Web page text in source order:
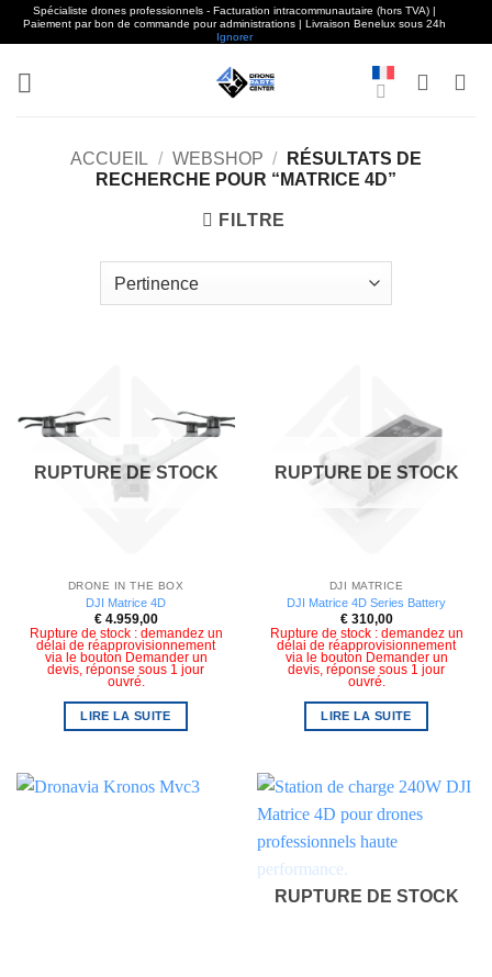
Spécialiste drones professionnels - Facturation intracommunautaire (hors TVA) |
Paiement par bon de commande pour administrations | Livraison Benelux sous 24h
Ignorer
ACCUEIL / WEBSHOP /
RÉSULTATS DE
RECHERCHE POUR “MATRICE 4D”
FILTRE
RUPTURE DE STOCK
DRONE IN THE BOX
DJI Matrice 4D
€4.959,00
Rupture de stock : demandez un
délai de réapprovisionnement
via le bouton Demander un
devis, réponse sous 1 jour
ouvré.
LIRE LA SUITE
RUPTURE DE STOCK
DJI MATRICE
DJI Matrice 4D Series Battery
€310,00
Rupture de stock : demandez un
délai de réapprovisionnement
via le bouton Demander un
devis, réponse sous 1 jour
ouvré.
LIRE LA SUITE
RUPTURE DE STOCK